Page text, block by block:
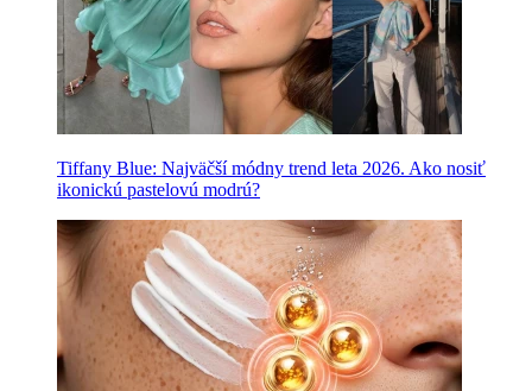
Tiffany Blue: Najväčší módny trend leta 2026. Ako nosiť
ikonickú pastelovú modrú?